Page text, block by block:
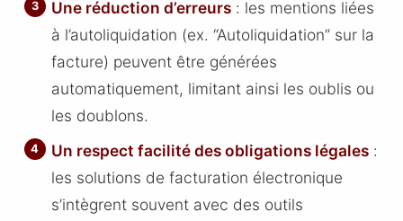
Une réduction d’erreurs : les mentions liées
à l’autoliquidation (ex. “Autoliquidation” sur la
facture) peuvent être générées
automatiquement, limitant ainsi les oublis ou
les doublons.
Un respect facilité des obligations légales :
les solutions de facturation électronique
s’intègrent souvent avec des outils